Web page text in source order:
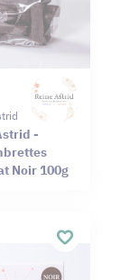
-
Noir 100g